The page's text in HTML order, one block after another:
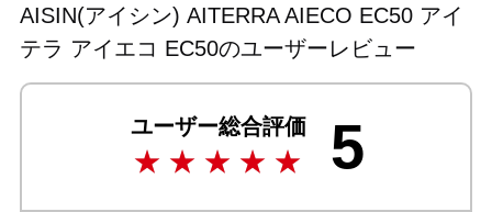
AISIN(アイシン) AITERRA AIECO EC50 アイ
テラ アイエコ EC50のユーザーレビュー
ユーザー総合評価 5